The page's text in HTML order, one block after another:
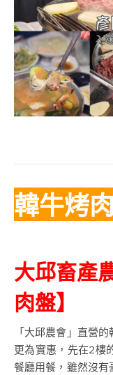
韓牛烤
大邱畜產
肉盤】
「大邱農會」直營
更為實惠，先在2樓
餐廳用餐，雖然沒